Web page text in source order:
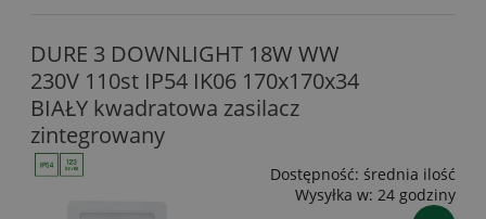
DURE 3 DOWNLIGHT 18W WW
230V 110st IP54 IK06 170x170x34
BIAŁY kwadratowa zasilacz
zintegrowany
Dostępność: średnia ilość
Wysyłka w: 24 godziny